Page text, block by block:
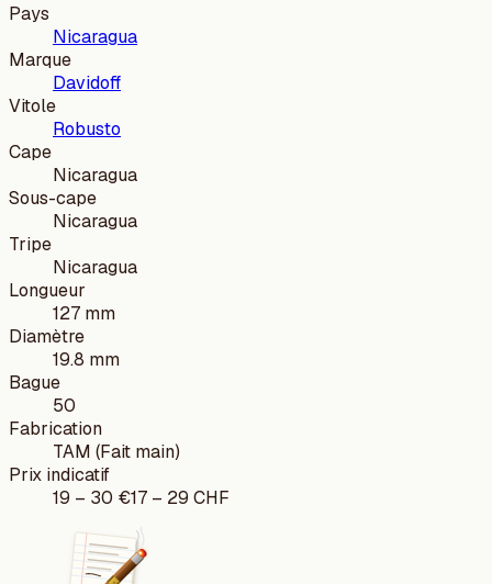
Pays
Nicaragua
Marque
Davidoff
Vitole
Robusto
Cape
Nicaragua
Sous-cape
Nicaragua
Tripe
Nicaragua
Longueur
127 mm
Diamètre
19.8 mm
Bague
50
Fabrication
TAM (Fait main)
Prix indicatif
19 – 30 €17 – 29 CHF